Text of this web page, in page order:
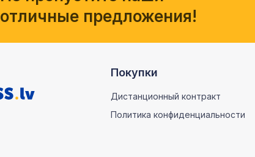
отличные предложения!
Покупки
Дистанционный контракт
Политика конфиденциальности